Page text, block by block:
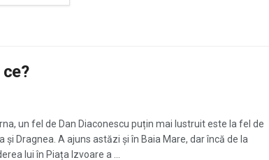
un fel de Dan Diaconescu puțin mai lustruit este la fel de
și Dragnea. A ajuns astăzi și în Baia Mare, dar încă de la
lui în Piața Izvoare a ...